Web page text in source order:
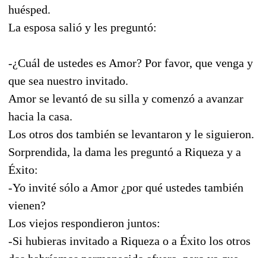
huésped.
La esposa salió y les preguntó:
-¿Cuál de ustedes es Amor? Por favor, que venga y
que sea nuestro invitado.
Amor se levantó de su silla y comenzó a avanzar
hacia la casa.
Los otros dos también se levantaron y le siguieron.
Sorprendida, la dama les preguntó a Riqueza y a
Éxito:
-Yo invité sólo a Amor ¿por qué ustedes también
vienen?
Los viejos respondieron juntos:
-Si hubieras invitado a Riqueza o a Éxito los otros